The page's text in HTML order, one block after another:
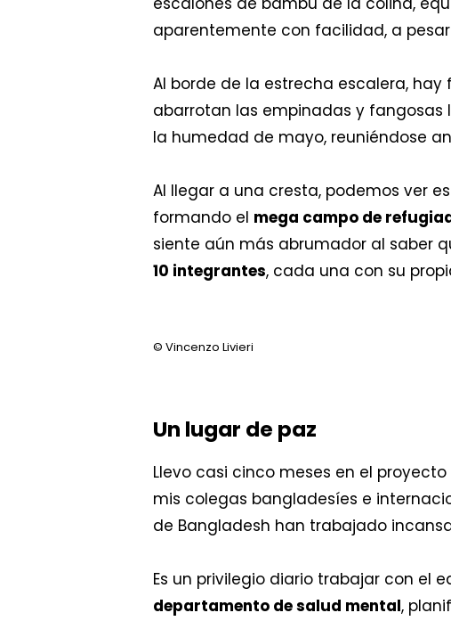
aparentemente con facilidad, a
Al borde de la estrecha escalera,
abarrotan las empinadas y
la humedad de mayo, reuniéndose
Al llegar a una cresta, podemos ver
formando el mega campo de
siente aún más abrumador al saber
10 integrantes, cada una con su
© Vincenzo Livieri
Un lugar de paz
Llevo casi cinco meses en el
mis colegas bangladesíes e
de Bangladesh han trabajado
Es un privilegio diario trabajar con el
departamento de salud mental,